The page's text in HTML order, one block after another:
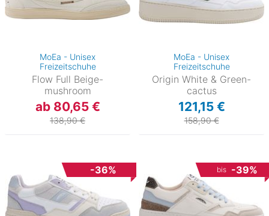
MoEa - Unisex
Freizeitschuhe
Flow Full Beige-
mushroom
ab 80,65 €
138,90 €
MoEa - Unisex
Freizeitschuhe
Origin White & Green-
cactus
121,15 €
158,90 €
-36% bis -39%